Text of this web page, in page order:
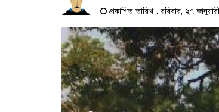
প্রকাশিত তারিখ : রবিবার, ২৭